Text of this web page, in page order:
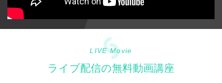
LIVE Movie
ライブ配信の無料動画講座